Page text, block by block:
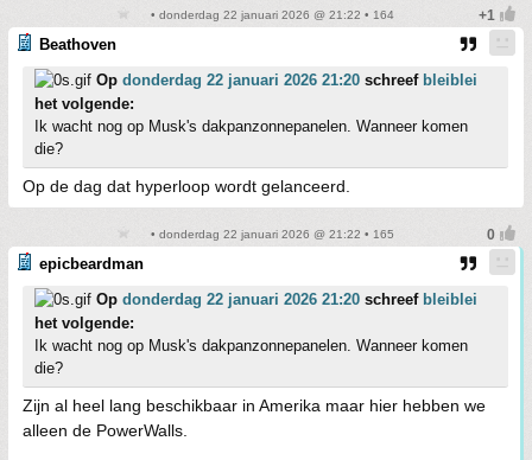
• donderdag 22 januari 2026 @ 21:22 • 164
Beathoven
Op donderdag 22 januari 2026 21:20 schreef bleiblei
het volgende:
Ik wacht nog op Musk's dakpanzonnepanelen. Wanneer komen
die?
Op de dag dat hyperloop wordt gelanceerd.
• donderdag 22 januari 2026 @ 21:22 • 165
epicbeardman
Op donderdag 22 januari 2026 21:20 schreef bleiblei
het volgende:
Ik wacht nog op Musk's dakpanzonnepanelen. Wanneer komen
die?
Zijn al heel lang beschikbaar in Amerika maar hier hebben we
alleen de PowerWalls.